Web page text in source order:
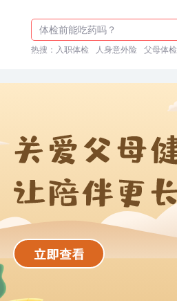
体检前能吃药吗？
十大理由告诉你为什么要买保险
热搜： 入职体检 人身意外险 父母体检